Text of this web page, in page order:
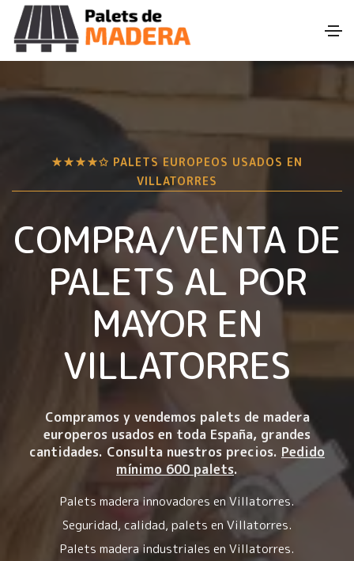
★★★★✩ PALETS EUROPEOS USADOS EN
VILLATORRES
COMPRA/VENTA DE
PALETS AL POR
MAYOR EN
VILLATORRES
Compramos y vendemos palets de madera
europeros usados en toda España, grandes
cantidades. Consulta nuestros precios. Pedido
mínimo 600 palets.
Palets madera innovadores en Villatorres.
Seguridad, calidad, palets en Villatorres.
Palets madera industriales en Villatorres.